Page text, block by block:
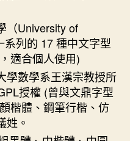
（University of
列的 17 種中文字型
適合個人使用)
學數學系王漢宗教授所
授權 (曾與文鼎字型
楷體、鋼筆行楷、仿
姓。